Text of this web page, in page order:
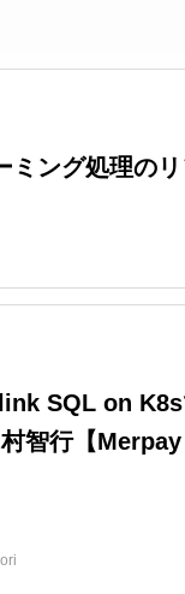
ミング処理の
SQL on
智行【